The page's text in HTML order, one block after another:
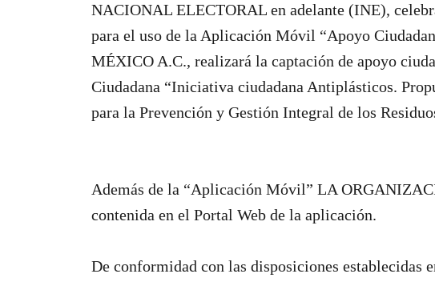
NACIONAL ELECTORAL en adelante (INE),
para el uso de la Aplicación Móvil “Apoyo
MÉXICO A.C., realizará la captación de apoyo
Ciudadana “Iniciativa ciudadana Antiplásticos.
para la Prevención y Gestión Integral de los
Además de la “Aplicación Móvil” LA
contenida en el Portal Web de la aplicación.
De conformidad con las disposiciones establecidas